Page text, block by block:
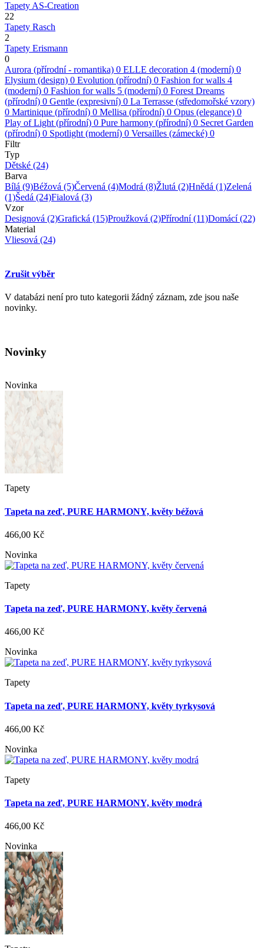
Tapety AS-Creation
22
Tapety Rasch
2
Tapety Erismann
0
Aurora (přírodní - romantika) 0 ELLE decoration 4 (moderní) 0
Elysium (design) 0 Evolution (přírodní) 0 Fashion for walls 4
(moderní) 0 Fashion for walls 5 (moderní) 0 Forest Dreams
(přírodní) 0 Gentle (expresivní) 0 La Terrasse (středomořské vzory)
0 Martinique (přírodní) 0 Mellisa (přírodní) 0 Opus (elegance) 0
Play of Light (přírodní) 0 Pure harmony (přírodní) 0 Secret Garden
(přírodní) 0 Spotlight (moderní) 0 Versailles (zámecké) 0
Filtr
Typ
Dětské (24)
Barva
Bílá (9)Béžová (5)Červená (4)Modrá (8)Žlutá (2)Hnědá (1)Zelená
(1)Šedá (24)Fialová (3)
Vzor
Designová (2)Grafická (15)Proužková (2)Přírodní(11)Domácí(22)
Material
Vliesová (24)
Zrušit výběr
V databázi není pro tuto kategorii žádný záznam, zde jsou naše
novinky.
Novinky
Novinka
Tapety
Tapeta na zeď, PURE HARMONY, květy béžová
466,00 Kč
Novinka
Tapety
Tapeta na zeď, PURE HARMONY, květy červená
466,00 Kč
Novinka
Tapety
Tapeta na zeď, PURE HARMONY, květy tyrkysová
466,00 Kč
Novinka
Tapety
Tapeta na zeď, PURE HARMONY, květy modrá
466,00 Kč
Novinka